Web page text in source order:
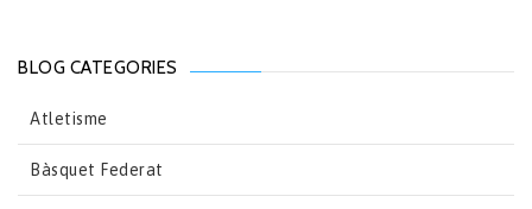
BLOG CATEGORIES
Atletisme
Bàsquet Federat